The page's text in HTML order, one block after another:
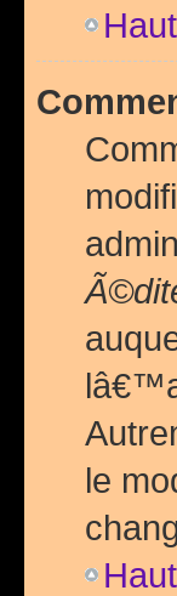
Haut
le
Haut